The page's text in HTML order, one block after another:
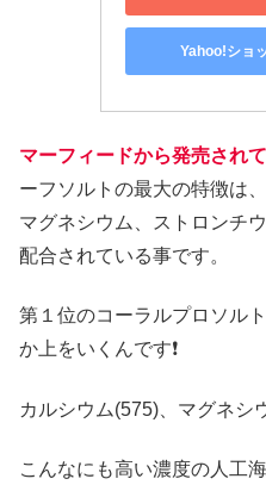
Yahoo!ショ
マーフィードから発売され
ーフソルトの最大の特徴は
マグネシウム、ストロンチ
配合されている事です。
第１位のコーラルプロソル
か上をいくんです❗
カルシウム(575)、マグネシ
こんなにも高い濃度の人工